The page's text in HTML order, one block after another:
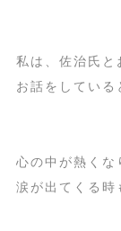
私は、佐治氏と
お話をしている
心の中が熱くな
涙が出てくる時